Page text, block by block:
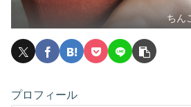
ちん
プロフィール